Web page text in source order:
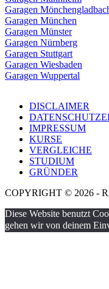
Garagen
Garagen München
Garagen Münster
Garagen Nürnberg
Garagen Stuttgart
Garagen Wiesbaden
Garagen Wuppertal
DISCLAIMER
IMPRESSUM
KURSE
VERGLEICHE
STUDIUM
GRÜNDER
COPYRIGHT © 2026 -
Diese Website benutzt
gehen wir von deinem